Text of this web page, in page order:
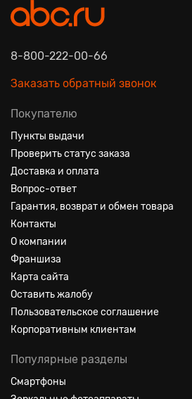
8-800-222-00-66
Заказать обратный звонок
Покупателю
Пункты выдачи
Проверить статус заказа
Доставка и оплата
Вопрос-ответ
Гарантия, возврат и обмен товара
Контакты
О компании
Франшиза
Карта сайта
Оставить жалобу
Пользовательское соглашение
Корпоративным клиентам
Популярные разделы
Смартфоны